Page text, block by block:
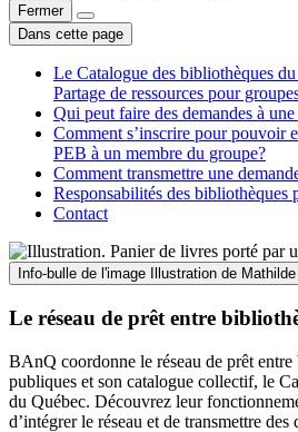
Fermer
Dans cette page
Le Catalogue des bibliothèques
Partage de ressources pour
Qui peut faire des demandes à
Comment s’inscrire pour pouvoir
PEB à un membre du groupe?
Comment transmettre une
Responsabilités des bibliothèques
Contact
Info-bulle de l'image Illustration de Mathilde
Le réseau de prêt entre
BAnQ coordonne le réseau de prêt
publiques et son catalogue collectif, le
du Québec. Découvrez leur
d’intégrer le réseau et de transmettre des